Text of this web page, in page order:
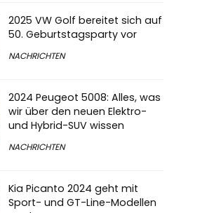
2025 VW Golf bereitet sich auf
50. Geburtstagsparty vor
NACHRICHTEN
2024 Peugeot 5008: Alles, was
wir über den neuen Elektro-
und Hybrid-SUV wissen
NACHRICHTEN
Kia Picanto 2024 geht mit
Sport- und GT-Line-Modellen